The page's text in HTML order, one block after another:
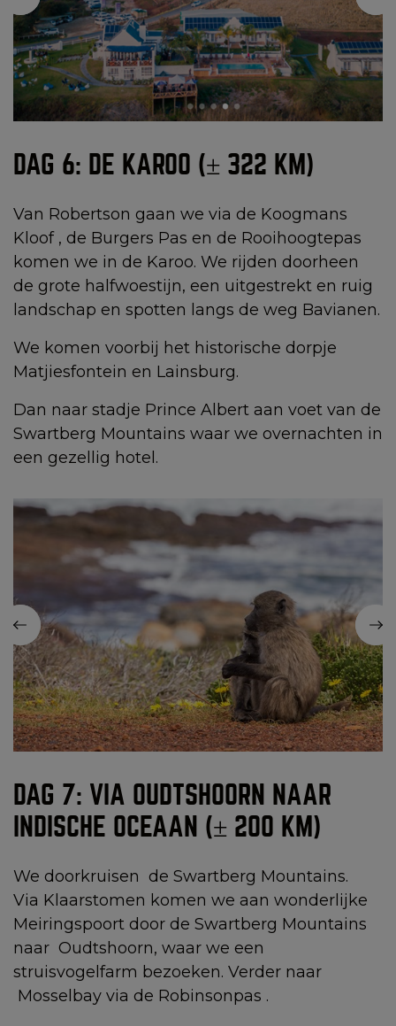
DAG 6: DE KAROO (± 322 KM)
Van Robertson gaan we via de Koogmans
Kloof , de Burgers Pas en de Rooihoogtepas
komen we in de Karoo. We rijden doorheen
de grote halfwoestijn, een uitgestrekt en ruig
landschap en spotten langs de weg Bavianen.
We komen voorbij het historische dorpje
Matjiesfontein en Lainsburg.
Dan naar stadje Prince Albert aan voet van de
Swartberg Mountains waar we overnachten in
een gezellig hotel.
DAG 7: VIA OUDTSHOORN NAAR
INDISCHE OCEAAN (± 200 KM)
We doorkruisen de Swartberg Mountains.
Via Klaarstomen komen we aan wonderlijke
Meiringspoort door de Swartberg Mountains
naar Oudtshoorn, waar we een
struisvogelfarm bezoeken. Verder naar
Mosselbay via de Robinsonpas .